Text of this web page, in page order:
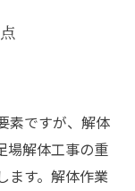
素ですが、解体
場解体工事の重
ます。解体作業